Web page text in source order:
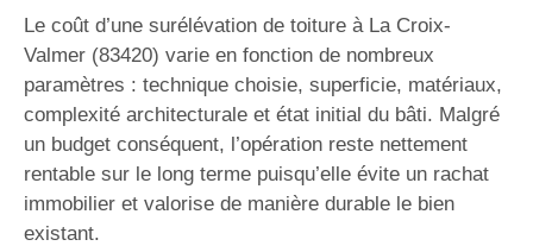
Le coût d’une surélévation de toiture à La Croix-
Valmer (83420) varie en fonction de nombreux
paramètres : technique choisie, superficie, matériaux,
complexité architecturale et état initial du bâti. Malgré
un budget conséquent, l’opération reste nettement
rentable sur le long terme puisqu’elle évite un rachat
immobilier et valorise de manière durable le bien
existant.